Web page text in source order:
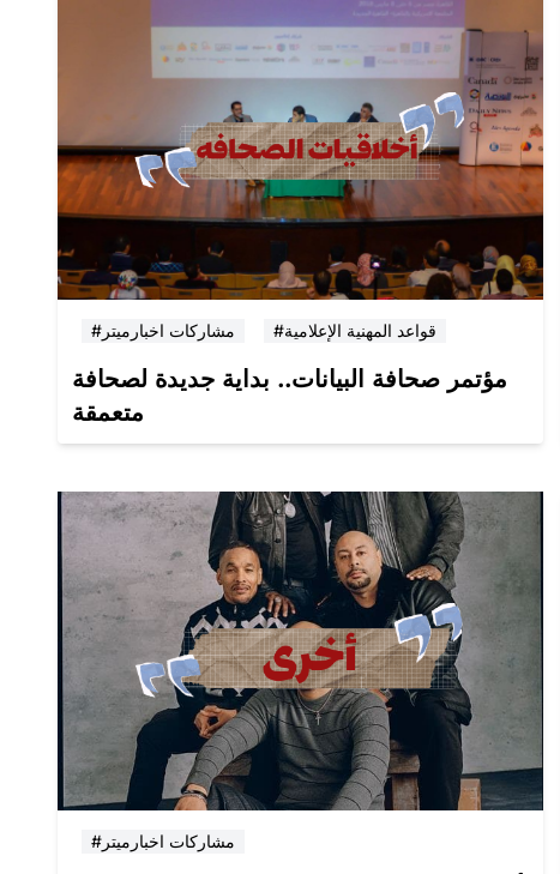
#مشاركات اخبارميتر #قواعد المهنية الإعلامية
مؤتمر صحافة البيانات.. بداية جديدة لصحافة
متعمقة
#مشاركات اخبارميتر